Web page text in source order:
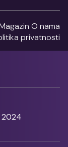
O nama
privatnosti
2024